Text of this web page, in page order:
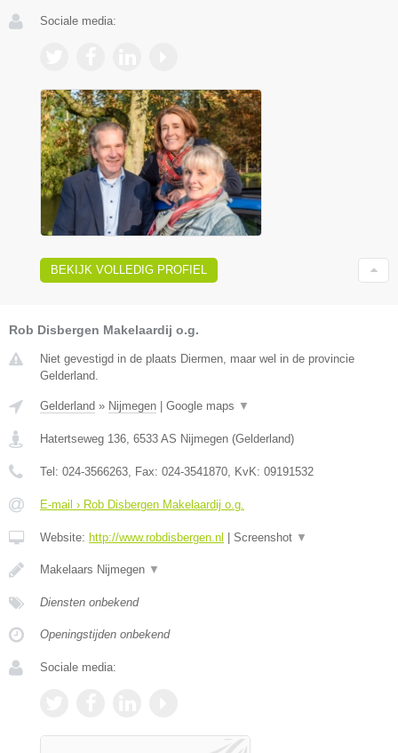
Sociale media:
BEKIJK VOLLEDIG PROFIEL
Rob Disbergen Makelaardij o.g.
Niet gevestigd in de plaats Diermen, maar wel in de provincie
Gelderland.
Gelderland » Nijmegen Google maps ▼
Hatertseweg 136, 6533 AS Nijmegen (Gelderland)
Tel: 024-3566263, Fax: 024-3541870, KvK: 09191532
E-mail › Rob Disbergen Makelaardij o.g.
Website: http://www.robdisbergen.nl Screenshot ▼
Makelaars Nijmegen ▼
Diensten onbekend
Openingstijden onbekend
Sociale media: